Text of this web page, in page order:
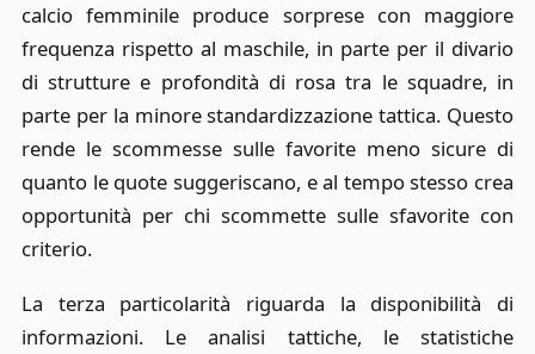
calcio femminile produce sorprese con maggiore
frequenza rispetto al maschile, in parte per il divario
di strutture e profondità di rosa tra le squadre, in
parte per la minore standardizzazione tattica. Questo
rende le scommesse sulle favorite meno sicure di
quanto le quote suggeriscano, e al tempo stesso crea
opportunità per chi scommette sulle sfavorite con
criterio.
La terza particolarità riguarda la disponibilità di
informazioni. Le analisi tattiche, le statistiche